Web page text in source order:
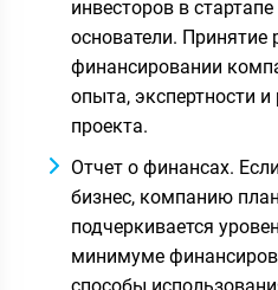
инвесторов в
основатели. Принятие
финансировании
опыта, экспертности
проекта.
Отчет о финансах.
бизнес, компанию
подчеркивается
минимуме